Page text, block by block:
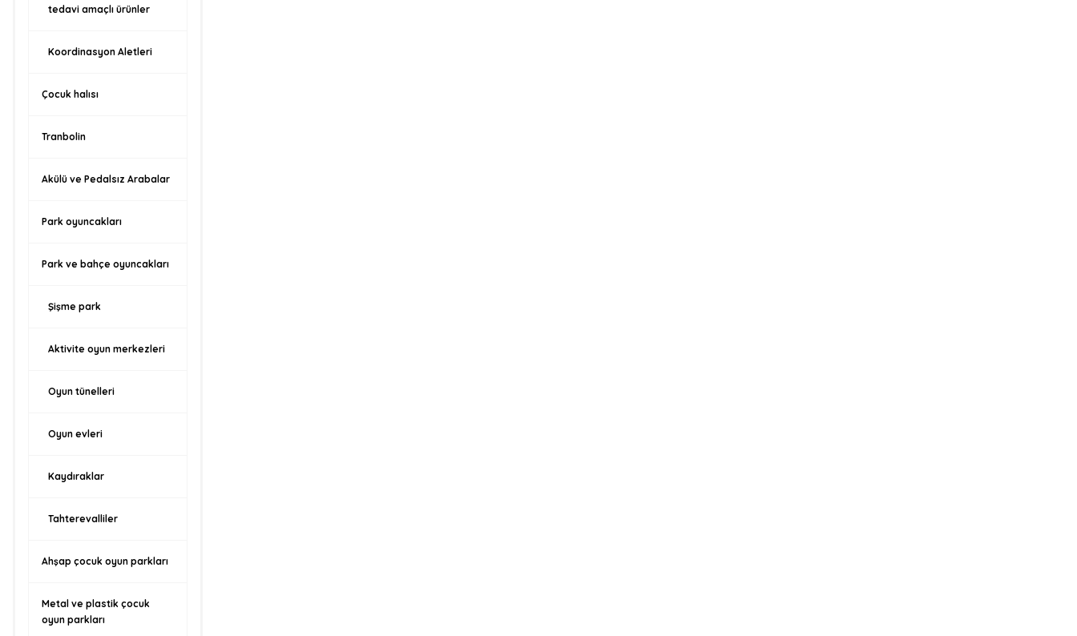
tedavi amaçlı ürünler
Koordinasyon Aletleri
Çocuk halısı
Tranbolin
Akülü ve Pedalsız Arabalar
Park oyuncakları
Park ve bahçe oyuncakları
Şişme park
Aktivite oyun merkezleri
Oyun tünelleri
Oyun evleri
Kaydıraklar
Tahterevalliler
Ahşap çocuk oyun parkları
Metal ve plastik çocuk
oyun parkları